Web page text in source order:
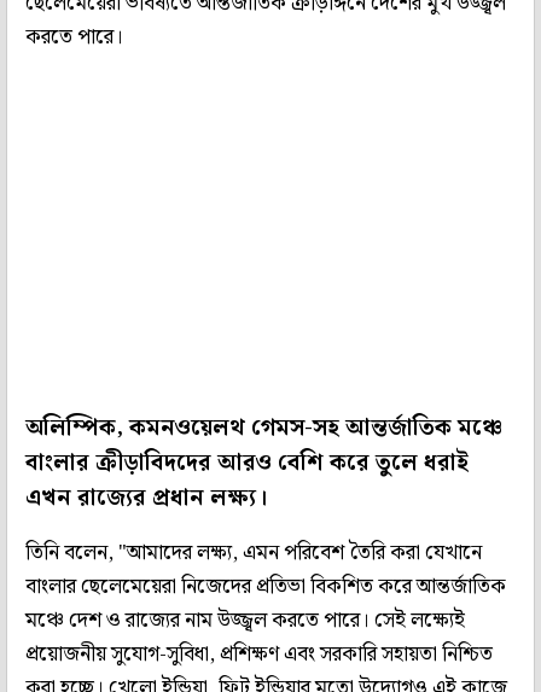
করতে পারে।
অলিম্পিক, কমনওয়েলথ গেমস-সহ আন্তর্জাতিক মঞ্চে
বাংলার ক্রীড়াবিদদের আরও বেশি করে তুলে ধরাই
এখন রাজ্যের প্রধান লক্ষ্য।
তিনি বলেন, "আমাদের লক্ষ্য, এমন পরিবেশ তৈরি করা যেখানে
বাংলার ছেলেমেয়েরা নিজেদের প্রতিভা বিকশিত করে আন্তর্জাতিক
মঞ্চে দেশ ও রাজ্যের নাম উজ্জ্বল করতে পারে। সেই লক্ষ্যেই
প্রয়োজনীয় সুযোগ-সুবিধা, প্রশিক্ষণ এবং সরকারি সহায়তা নিশ্চিত